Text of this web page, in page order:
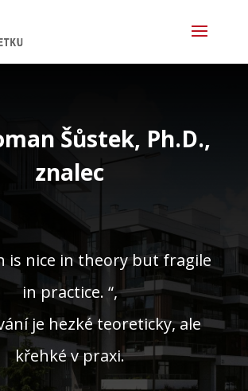
Šůstek, Ph.D.,
znalec
is nice in theory but fragile
in practice. “,
je hezké teoreticky, ale
křehké v praxi.